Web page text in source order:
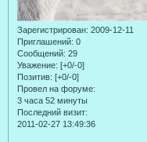
Зарегистрирован: 2009-12-11
Приглашений: 0
Сообщений: 29
Уважение: [+0/-0]
Позитив: [+0/-0]
Провел на форуме:
3 часа 52 минуты
Последний визит:
2011-02-27 13:49:36